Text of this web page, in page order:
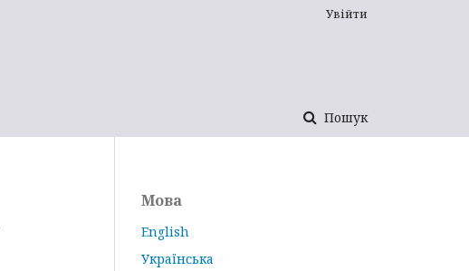
Пошук
Увійти
Мова
English
Українська